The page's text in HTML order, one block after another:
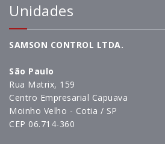
Unidades
SAMSON CONTROL LTDA.
São Paulo
Rua Matrix, 159
Centro Empresarial Capuava
Moinho Velho - Cotia / SP
CEP 06.714-360